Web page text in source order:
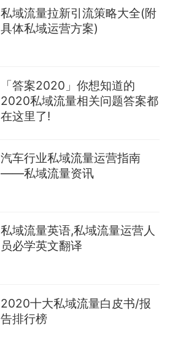
私域流量拉新引流策略大全(附
具体私域运营方案)
「答案2020」你想知道的
2020私域流量相关问题答案都
在这里了!
汽车行业私域流量运营指南
——私域流量资讯
私域流量英语,私域流量运营人
员必学英文翻译
2020十大私域流量白皮书/报
告排行榜